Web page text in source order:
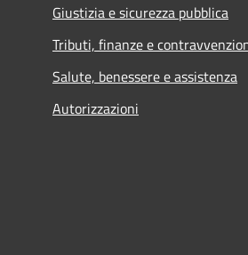
Giustizia e sicurezza pubblica
Tributi, finanze e
Salute, benessere e assistenza
Autorizzazioni